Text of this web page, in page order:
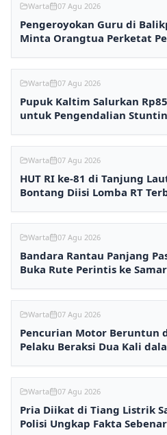
Warta 07 Agu 2026
Pengeroyokan Guru di
Minta Orangtua Perketat
Warta 07 Agu 2026
Pupuk Kaltim Salurkan
untuk Pengendalian
Warta 07 Agu 2026
HUT RI ke-81 di Tanjung
Bontang Diisi Lomba RT
Warta 07 Agu 2026
Bandara Rantau Panjang
Buka Rute Perintis ke
Warta 07 Agu 2026
Pencurian Motor Beruntun
Pelaku Beraksi Dua Kali
Warta 07 Agu 2026
Pria Diikat di Tiang Listrik
Polisi Ungkap Fakta